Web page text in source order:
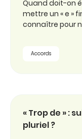
Quand doit-on
mettre un « e »
connaître pour
Accords
« Trop de » :
pluriel ?